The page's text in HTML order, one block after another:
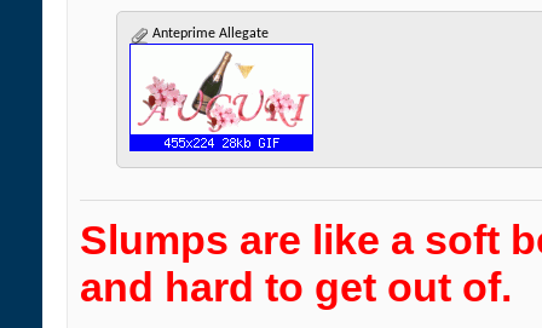
Anteprime Allegate
Slumps are like a soft
and hard to get out of.